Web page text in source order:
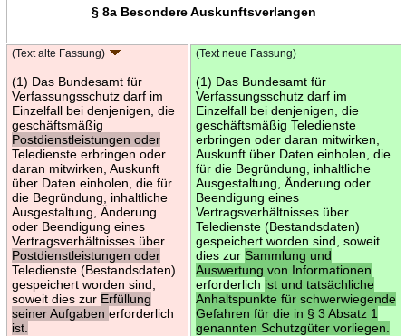
§ 8a Besondere Auskunftsverlangen
(Text alte Fassung)
(1) Das Bundesamt für
Verfassungsschutz darf im
Einzelfall bei denjenigen, die
geschäftsmäßig
Postdienstleistungen oder
Teledienste erbringen oder
daran mitwirken, Auskunft
über Daten einholen, die für
die Begründung, inhaltliche
Ausgestaltung, Änderung
oder Beendigung eines
Vertragsverhältnisses über
Postdienstleistungen oder
Teledienste (Bestandsdaten)
gespeichert worden sind,
soweit dies zur Erfüllung
seiner Aufgaben erforderlich
ist.
(Text neue Fassung)
(1) Das Bundesamt für
Verfassungsschutz darf im
Einzelfall bei denjenigen, die
geschäftsmäßig Teledienste
erbringen oder daran mitwirken,
Auskunft über Daten einholen, die
für die Begründung, inhaltliche
Ausgestaltung, Änderung oder
Beendigung eines
Vertragsverhältnisses über
Teledienste (Bestandsdaten)
gespeichert worden sind, soweit
dies zur Sammlung und
Auswertung von Informationen
erforderlich ist und tatsächliche
Anhaltspunkte für schwerwiegende
Gefahren für die in § 3 Absatz 1
genannten Schutzgüter vorliegen.